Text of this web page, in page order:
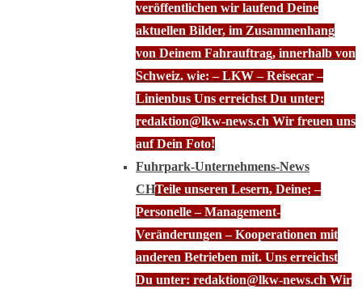
veröffentlichen wir laufend Deine
aktuellen Bilder, im Zusammenhang
von Deinem Fahrauftrag, innerhalb von
Schweiz. wie: – LKW – Reisecar –
Linienbus Uns erreichst Du unter:
redaktion@lkw-news.ch Wir freuen uns
auf Dein Foto!
Fuhrpark-Unternehmens-News
CHTeile unseren Lesern, Deine; –
Personelle – Management-
Veränderungen – Kooperationen mit
anderen Betrieben mit. Uns erreichst
Du unter: redaktion@lkw-news.ch Wir